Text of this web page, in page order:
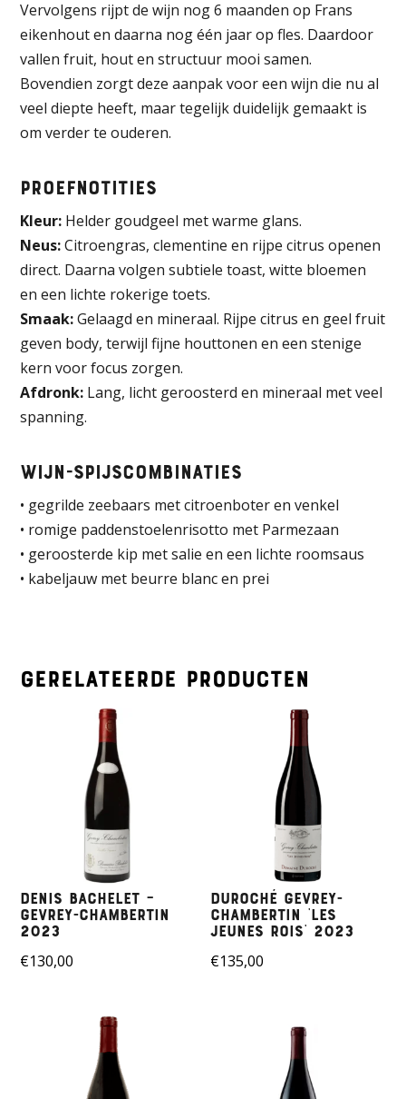
Vervolgens rijpt de wijn nog 6 maanden op Frans
eikenhout en daarna nog één jaar op fles. Daardoor
vallen fruit, hout en structuur mooi samen.
Bovendien zorgt deze aanpak voor een wijn die nu al
veel diepte heeft, maar tegelijk duidelijk gemaakt is
om verder te ouderen.
Proefnotities
Kleur: Helder goudgeel met warme glans.
Neus:Citroengras, clementine en rijpe citrus openen
direct. Daarna volgen subtiele toast, witte bloemen
en een lichte rokerige toets.
Smaak:Gelaagd en mineraal. Rijpe citrus en geel fruit
geven body, terwijl fijne houttonen en een stenige
kern voor focus zorgen.
Afdronk: Lang, licht geroosterd en mineraal met veel
spanning.
Wijn-spijscombinaties
• gegrilde zeebaars met citroenboter en venkel
• romige paddenstoelenrisotto met Parmezaan
• geroosterde kip met salie en een lichte roomsaus
• kabeljauw met beurre blanc en prei
Gerelateerde producten
Denis Bachelet –
Gevrey-Chambertin
2023
€130,00
Duroché Gevrey-
Chambertin ‘Les
Jeunes Rois’ 2023
€135,00